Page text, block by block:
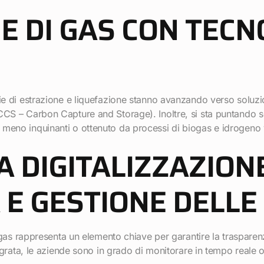
DI GAS CON
di estrazione e liquefazione stanno avanzando verso
– Carbon Capture and Storage). Inoltre, si sta puntando
inquinanti o ottenuto da processi di biogas e
GESTIONE
rappresenta un elemento chiave per garantire la
le aziende sono in grado di monitorare in tempo